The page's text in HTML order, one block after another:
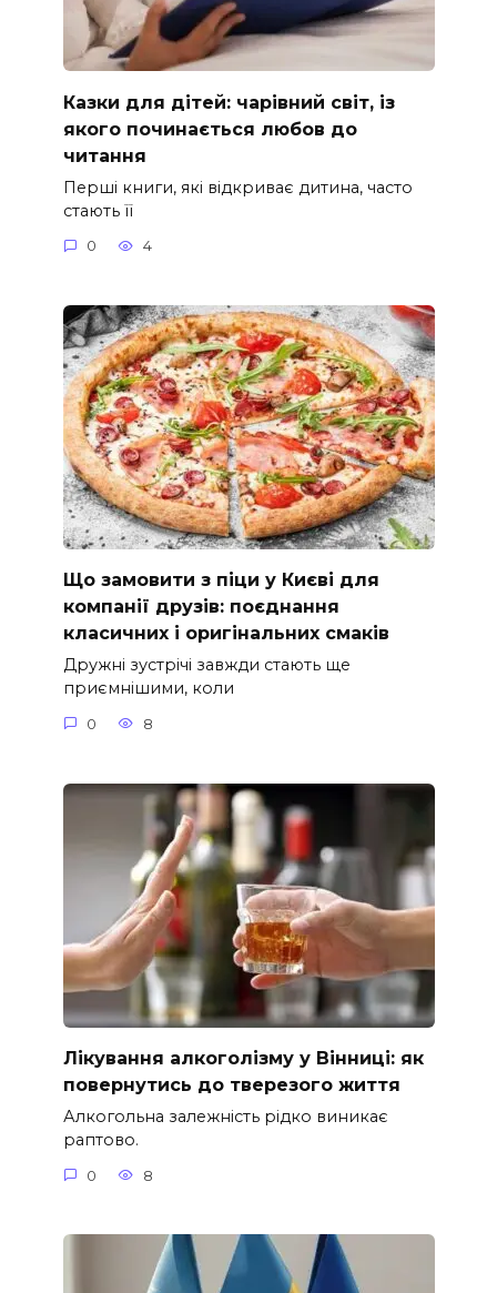
Казки для дітей: чарівний світ, із
якого починається любов до
читання
Перші книги, які відкриває дитина, часто
стають її
0 4
Що замовити з піци у Києві для
компанії друзів: поєднання
класичних і оригінальних смаків
Дружні зустрічі завжди стають ще
приємнішими, коли
0 8
Лікування алкоголізму у Вінниці: як
повернутись до тверезого життя
Алкогольна залежність рідко виникає
раптово.
0 8